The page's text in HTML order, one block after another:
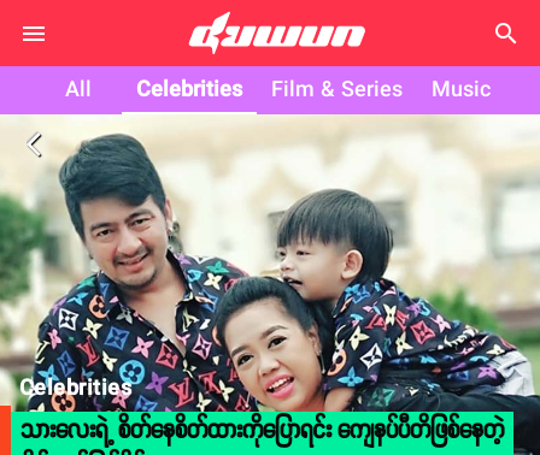
search
All Celebrities Film & Series Music
arrow_back_ios
Celebrities
သားလေးရဲ့ စိတ်နေစိတ်ထားကိုပြောရင်း ကျေနပ်ပီတိဖြစ်နေတဲ့